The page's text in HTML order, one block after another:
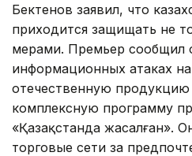
Бектенов заявил, что
приходится защищать не
мерами. Премьер сообщил
информационных атаках
отечественную
комплексную программу
«Қазақстанда жасалған».
торговые сети за